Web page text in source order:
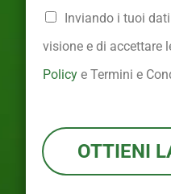
r
e
*
t
e
r
P
r
i
v
a
P
o
Inviando i tuoi
visione e di accettare
Policye Termini e
OTTIENI